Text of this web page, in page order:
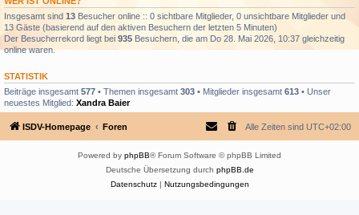
Insgesamt sind 13 Besucher online :: 0 sichtbare Mitglieder, 0 unsichtbare Mitglieder und
13 Gäste (basierend auf den aktiven Besuchern der letzten 5 Minuten)
Der Besucherrekord liegt bei 935 Besuchern, die am Do 28. Mai 2026, 10:37 gleichzeitig
online waren.
STATISTIK
Beiträge insgesamt 577 • Themen insgesamt 303 • Mitglieder insgesamt 613 • Unser
neuestes Mitglied: Xandra Baier
ISDV-Homepage Foren Alle Zeiten sind UTC+02:00
Powered by phpBB® Forum Software © phpBB Limited
Deutsche Übersetzung durch phpBB.de
Datenschutz| Nutzungsbedingungen